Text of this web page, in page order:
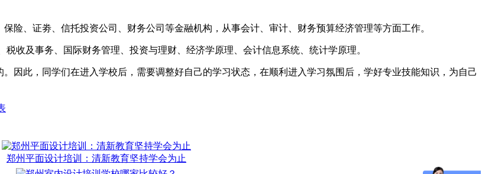
险、证劵、信托投资公司、财务公司等金融机构，从事会计、审计、财务预算经济管理等方面工作。
收及事务、国际财务管理、投资与理财、经济学原理、会计信息系统、统计学原理。
因此，同学们在进入学校后，需要调整好自己的学习状态，在顺利进入学习氛围后，学好专业技能知识，为自己
郑州平面设计培训：清新教育坚持学会为止